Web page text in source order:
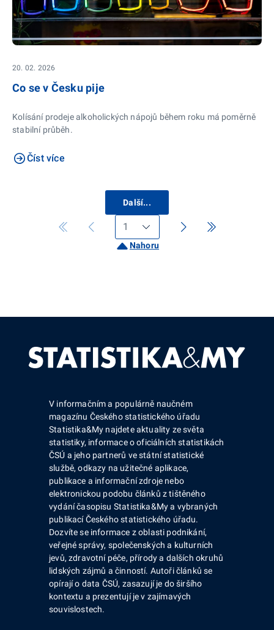
20. 02. 2026
Co se v Česku pije
Kolísání prodeje alkoholických nápojů během roku má poměrně
stabilní průběh.
Číst více
Nahoru
Další...
V informačním a populárně naučném
magazínu Českého statistického úřadu
Statistika&My najdete aktuality ze světa
statistiky, informace o oficiálních statistikách
ČSÚ a jeho partnerů ve státní statistické
službě, odkazy na užitečné aplikace,
publikace a informační zdroje nebo
elektronickou podobu článků z tištěného
vydání časopisu Statistika&My a vybraných
publikací Českého statistického úřadu.
Dozvíte se informace z oblasti podnikání,
veřejné správy, společenských a kulturních
jevů, zdravotní péče, přírody a dalších okruhů
lidských zájmů a činností. Autoři článků se
opírají o data ČSÚ, zasazují je do širšího
kontextu a prezentují je v zajímavých
souvislostech.